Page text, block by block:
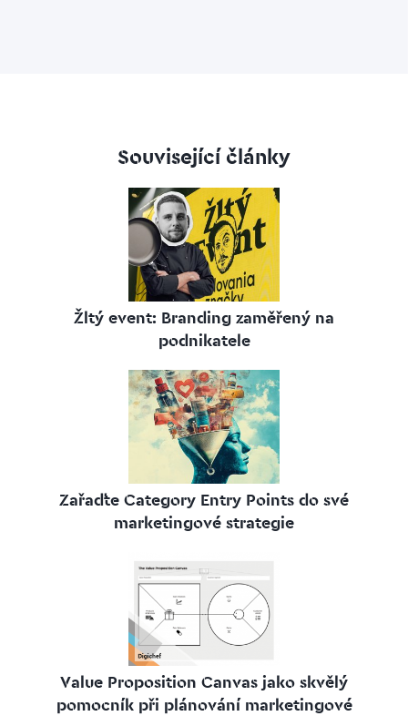
Související články
Žltý event: Branding zaměřený na
podnikatele
Zařaďte Category Entry Points do své
marketingové strategie
Value Proposition Canvas jako skvělý
pomocník při plánování marketingové